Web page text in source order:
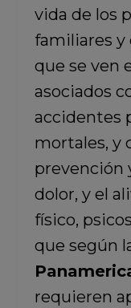
vida de los
familiares y
que se ven
asociados
accidentes
mortales, y
prevención
dolor, y el
físico,
que según
requieren